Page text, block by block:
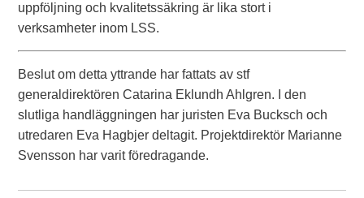
uppföljning och kvalitetssäkring är lika stort i
verksamheter inom LSS.
Beslut om detta yttrande har fattats av stf
generaldirektören Catarina Eklundh Ahlgren. I den
slutliga handläggningen har juristen Eva Bucksch och
utredaren Eva Hagbjer deltagit. Projektdirektör Marianne
Svensson har varit föredragande.